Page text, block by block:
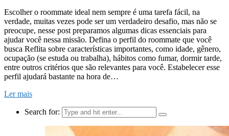
Escolher o roommate ideal nem sempre é uma tarefa fácil, na
verdade, muitas vezes pode ser um verdadeiro desafio, mas não se
preocupe, nesse post preparamos algumas dicas essenciais para
ajudar você nessa missão. Defina o perfil do roommate que você
busca Reflita sobre características importantes, como idade, gênero,
ocupação (se estuda ou trabalha), hábitos como fumar, dormir tarde,
entre outros critérios que são relevantes para você. Estabelecer esse
perfil ajudará bastante na hora de…
Ler mais
Search for: